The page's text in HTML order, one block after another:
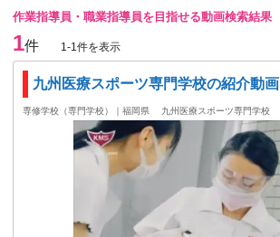
作業指導員・職業指導員を目指せる動画検索結果
1件 1-1件を表示
九州医療スポーツ専門学校の紹介動画
専修学校（専門学校）｜福岡県 九州医療スポーツ専門学校